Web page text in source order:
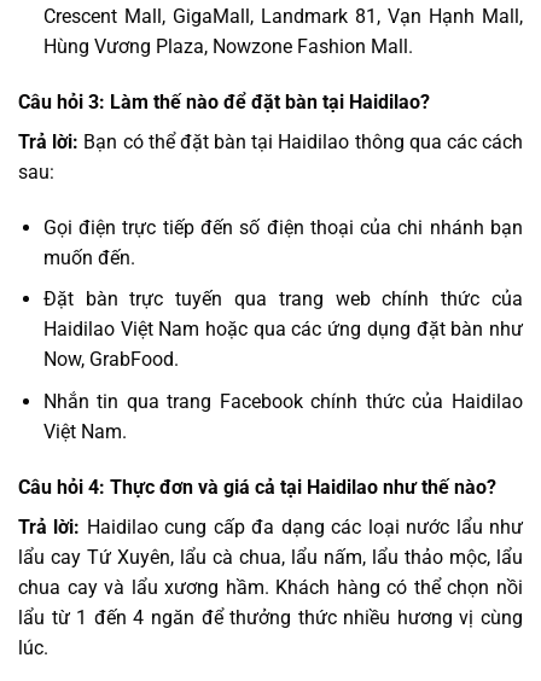
Crescent Mall, GigaMall, Landmark 81, Vạn Hạnh Mall,
Hùng Vương Plaza, Nowzone Fashion Mall.
Câu hỏi 3: Làm thế nào để đặt bàn tại Haidilao?
Trả lời: Bạn có thể đặt bàn tại Haidilao thông qua các cách
sau:
Gọi điện trực tiếp đến số điện thoại của chi nhánh bạn
muốn đến.
Đặt bàn trực tuyến qua trang web chính thức của
Haidilao Việt Nam hoặc qua các ứng dụng đặt bàn như
Now, GrabFood.
Nhắn tin qua trang Facebook chính thức của Haidilao
Việt Nam.
Câu hỏi 4: Thực đơn và giá cả tại Haidilao như thế nào?
Trả lời: Haidilao cung cấp đa dạng các loại nước lẩu như
lẩu cay Tứ Xuyên, lẩu cà chua, lẩu nấm, lẩu thảo mộc, lẩu
chua cay và lẩu xương hầm. Khách hàng có thể chọn nồi
lẩu từ 1 đến 4 ngăn để thưởng thức nhiều hương vị cùng
lúc.